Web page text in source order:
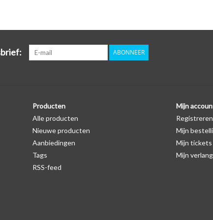
autosleutel hoesje,
zichtbaar is. U kunt dit zelf
Merk: SleutelCover
Geschikt voor: Opel
Gewicht: 20g
ABONNEER
Producten
Alle producten
Nieuwe producten
Aanbiedingen
Tags
RSS-feed
Mijn
Registreren
Mijn
Mijn tickets
Mijn